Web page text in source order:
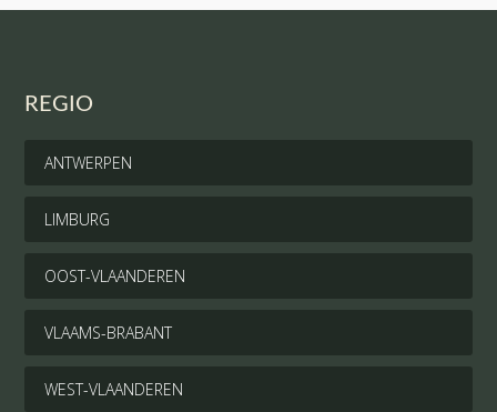
REGIO
ANTWERPEN
LIMBURG
OOST-VLAANDEREN
VLAAMS-BRABANT
WEST-VLAANDEREN